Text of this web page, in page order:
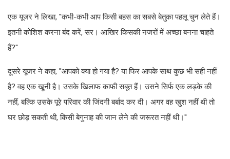
एक यूजर ने लिखा, ''कभी-कभी आप किसी बहस का सबसे बेतुका पहलू चुन लेते हैं।
इतनी कोशिश करना बंद करें, सर। आखिर किसकी नजरों में अच्छा बनना चाहते
हैं?''
दूसरे यूजर ने कहा, ''आपको क्या हो गया है? या फिर आपके साथ कुछ भी सही नहीं
है? वह एक खूनी है। उसके खिलाफ काफी सबूत हैं। उसने सिर्फ एक लड़के की
नहीं, बल्कि उसके पूरे परिवार की जिंदगी बर्बाद कर दी। अगर वह खुश नहीं थी तो
घर छोड़ सकती थी, किसी बेगुनाह की जान लेने की जरूरत नहीं थी।''